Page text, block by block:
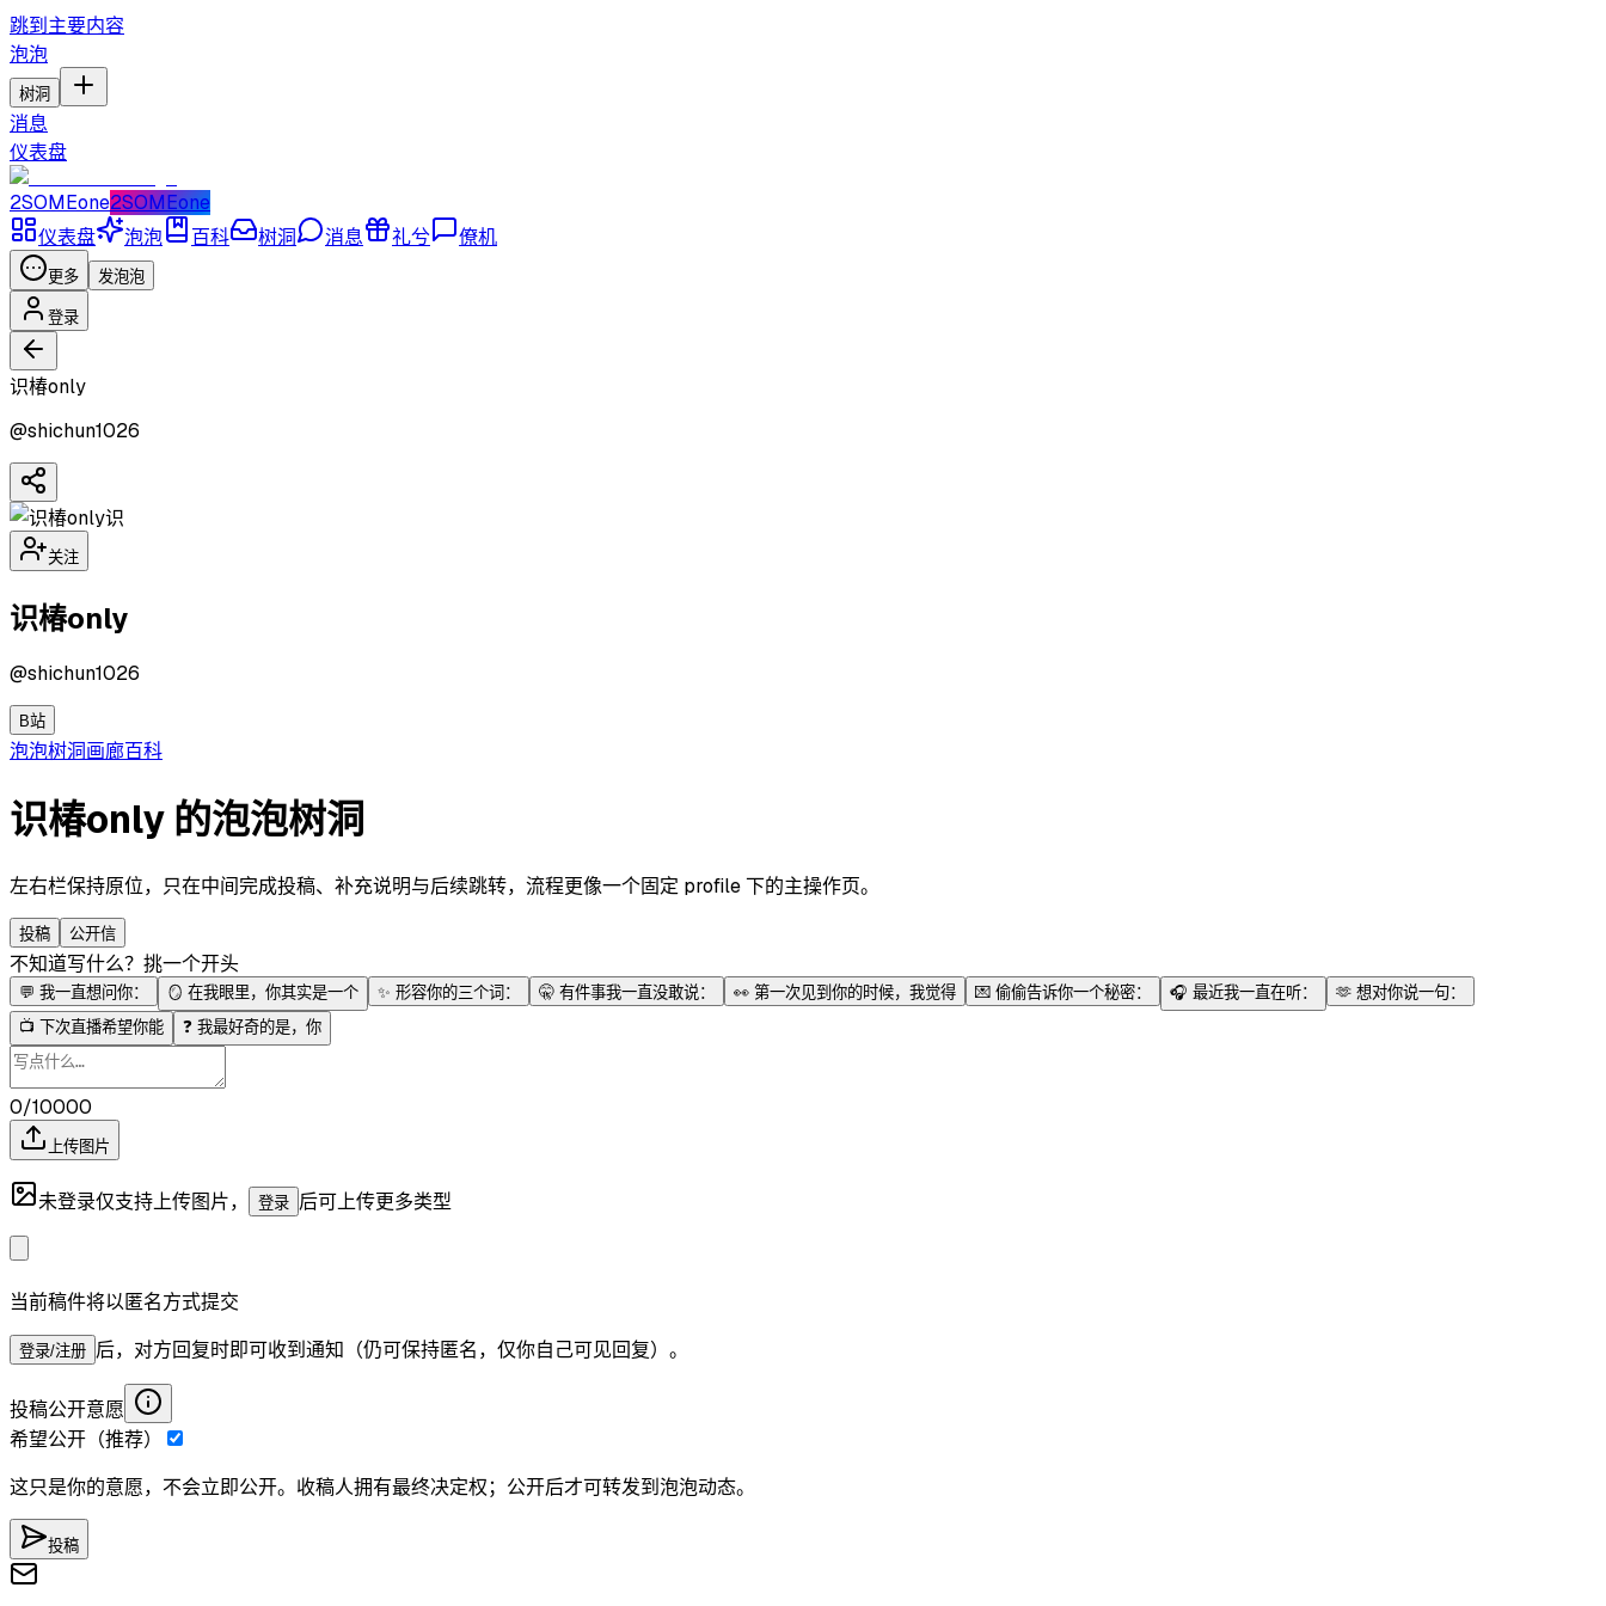
跳到主要内容
泡泡
树洞
消息
仪表盘
2SOMEone2SOMEone
仪表盘
泡泡 百科 树洞 消息 礼兮 僚机
更多 发泡泡
登录
识椿only
@shichun1026
识
关注
识椿only
@shichun1026
B站
泡泡树洞画廊百科
识椿only 的泡泡树洞
左右栏保持原位，只在中间完成投稿、补充说明与后续跳转，流程更像一个固定 profile 下的主操作页。
投稿 公开信
不知道写什么？挑一个开头
💬 我一直想问你： 🪞 在我眼里，你其实是一个 ✨ 形容你的三个词： 🤫 有件事我一直没敢说： 👀 第一次见到你的时候，我觉得 💌 偷偷告诉你一个秘密： 🎧 最近我一直在听： 🫶 想对你说一句：
📺 下次直播希望你能 ❓ 我最好奇的是，你
0/10000
上传图片
未登录仅支持上传图片， 登录 后可上传更多类型
当前稿件将以匿名方式提交
登录/注册 后，对方回复时即可收到通知（仍可保持匿名，仅你自己可见回复）。
投稿公开意愿
希望公开（推荐）
这只是你的意愿，不会立即公开。收稿人拥有最终决定权；公开后才可转发到泡泡动态。
投稿